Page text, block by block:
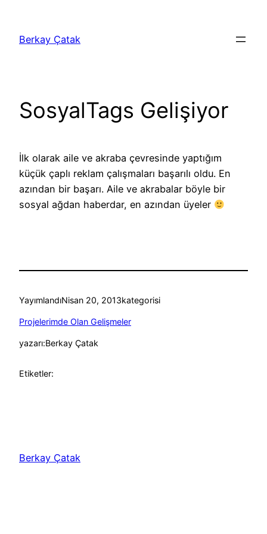
Berkay Çatak
SosyalTags Gelişiyor
İlk olarak aile ve akraba çevresinde yaptığım
küçük çaplı reklam çalışmaları başarılı oldu. En
azından bir başarı. Aile ve akrabalar böyle bir
sosyal ağdan haberdar, en azından üyeler
YayımlandıNisan 20, 2013kategorisi
Projelerimde Olan Gelişmeler
yazarı:Berkay Çatak
Etiketler:
Berkay Çatak